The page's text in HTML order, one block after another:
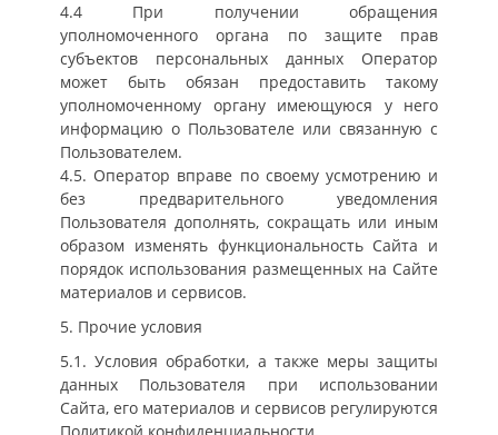
4.4 При получении обращения
уполномоченного органа по защите прав
субъектов персональных данных Оператор
может быть обязан предоставить такому
уполномоченному органу имеющуюся у него
информацию о Пользователе или связанную с
Пользователем.
4.5. Оператор вправе по своему усмотрению и
без предварительного уведомления
Пользователя дополнять, сокращать или иным
образом изменять функциональность Сайта и
порядок использования размещенных на Сайте
материалов и сервисов.
5. Прочие условия
5.1. Условия обработки, а также меры защиты
данных Пользователя при использовании
Сайта, его материалов и сервисов регулируются